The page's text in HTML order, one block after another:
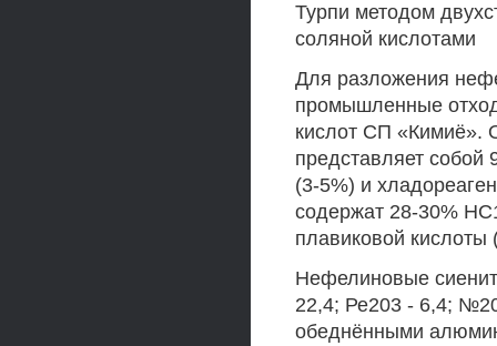
Турпи методом
соляной кислотами
Для разложения
промышленные
кислот СП «Кимиё».
представляет
(3-5%) и
содержат 28-30%
плавиковой кислоты
Нефелиновые
22,4; Ре203 - 6,4;
обеднёнными